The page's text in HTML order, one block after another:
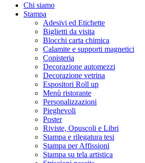
Chi siamo
Stampa
Adesivi ed Etichette
Biglietti da visita
Blocchi carta chimica
Calamite e supporti magnetici
Copisteria
Decorazione automezzi
Decorazione vetrina
Espositori Roll up
Menù ristorante
Personalizzazioni
Pieghevoli
Poster
Riviste, Opuscoli e Libri
Stampa e rilegatura tesi
Stampa per Affissioni
Stampa su tela artistica